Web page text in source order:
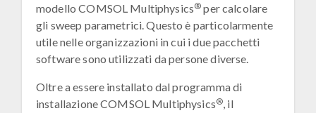
modello COMSOL Multiphysics® per calcolare
gli sweep parametrici. Questo è particolarmente
utile nelle organizzazioni in cui i due pacchetti
software sono utilizzati da persone diverse.
Oltre a essere installato dal programma di
installazione COMSOL Multiphysics®, il